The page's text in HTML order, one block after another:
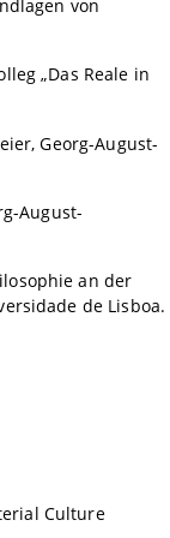
von
„Das Reale in
Georg-August-
August-
an der
de Lisboa.
Culture